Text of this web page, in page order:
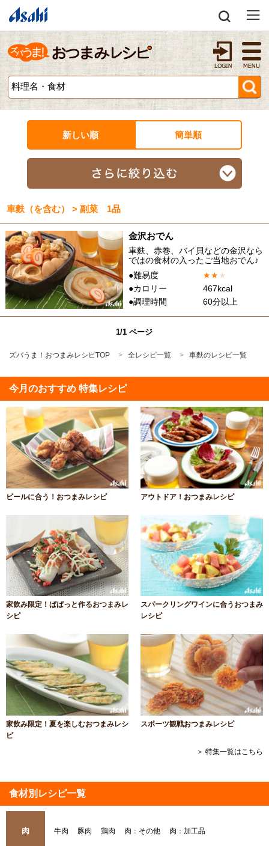
新しい順 簡単順
車麩（を含む） > 副菜 1品
金沢おでん
車麩、赤巻、バイ貝などの金沢なら
ではの食材の入ったご当地おでん♪
●難易度
★★★
●カロリー
467kcal
●調理時間
60分以上
1/1 ページ
ズバうま！おつまみレシピTOP 全レシピ一覧 車麩のレシピ一覧
今月のおすすめ 特集レシピ
ビールに合う！おつまみレシピ アウトドア！おつまみレシピ
家飲み限定！ぱぱっと作るおつまみレ
シピ
スパークリングワインに合うおつまみ
レシピ
家飲み限定！夏を楽しむおつまみレシ
ピ
スポーツ観戦おつまみレシピ
＞ 特集一覧はこちら
食材別レシピ一覧
肉 牛肉 豚肉 鶏肉 肉：その他 肉：加工品